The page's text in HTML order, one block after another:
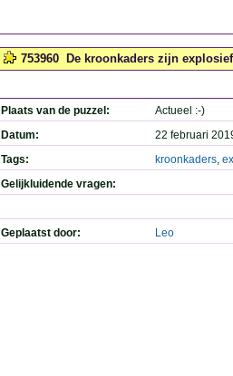
753960 De kroonkaders zijn
Plaats van de puzzel:
Actueel :-)
Datum:
22 februari
Tags:
kroonkaders,
Gelijkluidende vragen:
Geplaatst door: Leo